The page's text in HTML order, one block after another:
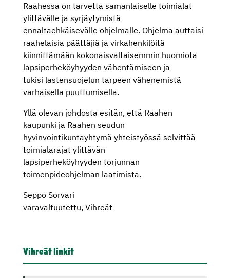
Raahessa on tarvetta samanlaiselle toimialat
ylittävälle ja syrjäytymistä
ennaltaehkäisevälle ohjelmalle. Ohjelma auttaisi
raahelaisia päättäjiä ja virkahenkilöitä
kiinnittämään kokonaisvaltaisemmin huomiota
lapsiperheköyhyyden vähentämiseen ja
tukisi lastensuojelun tarpeen vähenemistä
varhaisella puuttumisella.
Yllä olevan johdosta esitän, että Raahen
kaupunki ja Raahen seudun
hyvinvointikuntayhtymä yhteistyössä selvittää
toimialarajat ylittävän
lapsiperheköyhyyden torjunnan
toimenpideohjelman laatimista.
Seppo Sorvari
varavaltuutettu, Vihreät
Vihreät linkit